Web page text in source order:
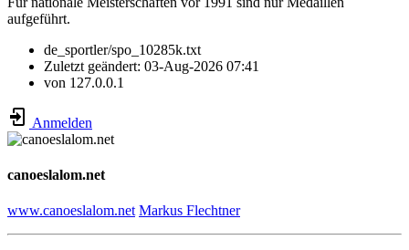
aufgeführt.
de_sportler/spo_10285k.txt
Zuletzt geändert: 03-Aug-2026 07:41
von 127.0.0.1
Anmelden
canoeslalom.net
www.canoeslalom.net Markus Flechtner